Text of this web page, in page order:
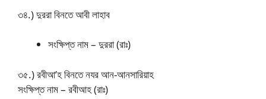
৩৪.) দুররা বিনতে আবী লাহাব
সংক্ষিপ্ত নাম – দুররা (রাঃ)
৩৫.) রবীআ’হ বিনতে নযর আন-আনসারিয়াহ
সংক্ষিপ্ত নাম – রবীআহ (রাঃ)